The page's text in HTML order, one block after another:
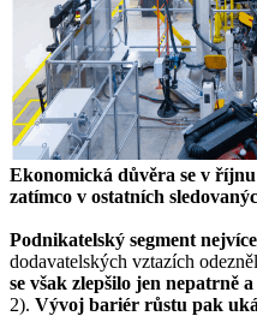
Ekonomická důvěra se v
zatímco v ostatních
Podnikatelský segment
dodavatelských vztazích
se však zlepšilo jen nepatrně
2). Vývoj bariér růstu pak